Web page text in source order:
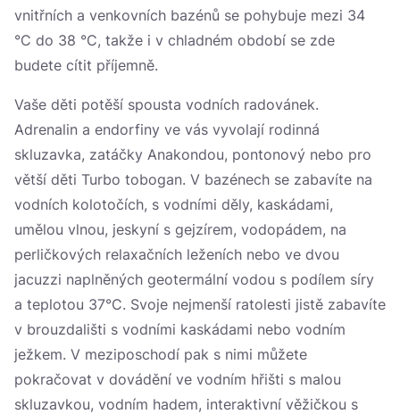
vnitřních a venkovních bazénů se pohybuje mezi 34
°C do 38 °C, takže i v chladném období se zde
budete cítit příjemně.
Vaše děti potěší spousta vodních radovánek.
Adrenalin a endorfiny ve vás vyvolají rodinná
skluzavka, zatáčky Anakondou, pontonový nebo pro
větší děti Turbo tobogan. V bazénech se zabavíte na
vodních kolotočích, s vodními děly, kaskádami,
umělou vlnou, jeskyní s gejzírem, vodopádem, na
perličkových relaxačních leženích nebo ve dvou
jacuzzi naplněných geotermální vodou s podílem síry
a teplotou 37°C. Svoje nejmenší ratolesti jistě zabavíte
v brouzdališti s vodními kaskádami nebo vodním
ježkem. V meziposchodí pak s nimi můžete
pokračovat v dovádění ve vodním hřišti s malou
skluzavkou, vodním hadem, interaktivní věžičkou s